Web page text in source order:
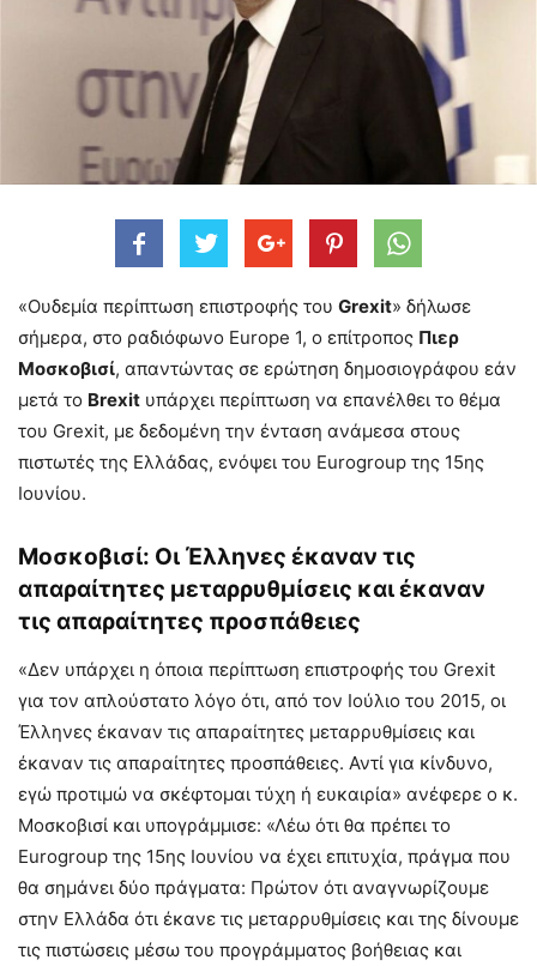
«Ουδεμία περίπτωση επιστροφής του Grexit» δήλωσε
σήμερα, στο ραδιόφωνο Europe 1, ο επίτροπος Πιερ
Μοσκοβισί, απαντώντας σε ερώτηση δημοσιογράφου εάν
μετά το Brexit υπάρχει περίπτωση να επανέλθει το θέμα
του Grexit, με δεδομένη την ένταση ανάμεσα στους
πιστωτές της Ελλάδας, ενόψει του Eurogroup της 15ης
Ιουνίου.
Μοσκοβισί: Οι Έλληνες έκαναν τις
απαραίτητες μεταρρυθμίσεις και έκαναν
τις απαραίτητες προσπάθειες
«Δεν υπάρχει η όποια περίπτωση επιστροφής του Grexit
για τον απλούστατο λόγο ότι, από τον Ιούλιο του 2015, οι
Έλληνες έκαναν τις απαραίτητες μεταρρυθμίσεις και
έκαναν τις απαραίτητες προσπάθειες. Αντί για κίνδυνο,
εγώ προτιμώ να σκέφτομαι τύχη ή ευκαιρία» ανέφερε ο κ.
Μοσκοβισί και υπογράμμισε: «Λέω ότι θα πρέπει το
Eurogroup της 15ης Ιουνίου να έχει επιτυχία, πράγμα που
θα σημάνει δύο πράγματα: Πρώτον ότι αναγνωρίζουμε
στην Ελλάδα ότι έκανε τις μεταρρυθμίσεις και της δίνουμε
τις πιστώσεις μέσω του προγράμματος βοήθειας και